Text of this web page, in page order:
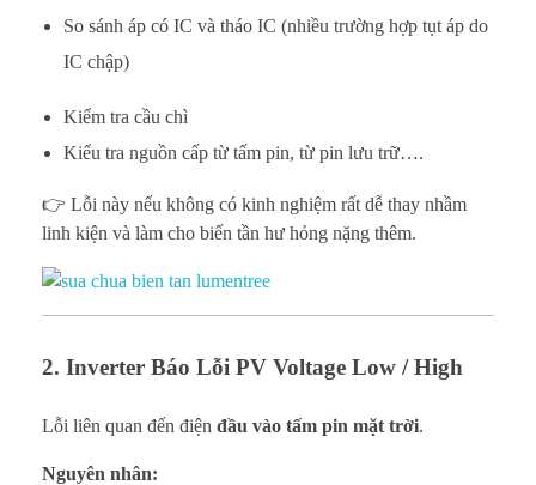
So sánh áp có IC và tháo IC (nhiều trường hợp tụt áp do
IC chập)
Kiểm tra cầu chì
Kiểu tra nguồn cấp từ tấm pin, từ pin lưu trữ….
👉 Lỗi này nếu không có kinh nghiệm rất dễ thay nhầm
linh kiện và làm cho biến tần hư hỏng nặng thêm.
2. Inverter Báo Lỗi PV Voltage Low / High
Lỗi liên quan đến điện đầu vào tấm pin mặt trời.
Nguyên nhân: